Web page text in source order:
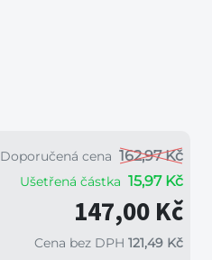
Doporučená cena 162,97 Kč
Ušetřená částka 15,97 Kč
147,00 Kč
Cena bez DPH 121,49 Kč